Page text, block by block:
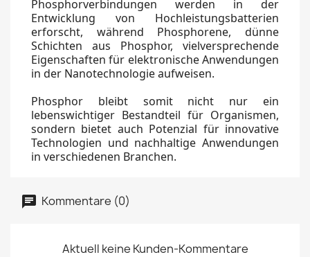
Phosphorverbindungen werden in der
Entwicklung von Hochleistungsbatterien
erforscht, während Phosphorene, dünne
Schichten aus Phosphor, vielversprechende
Eigenschaften für elektronische Anwendungen
in der Nanotechnologie aufweisen.
Phosphor bleibt somit nicht nur ein
lebenswichtiger Bestandteil für Organismen,
sondern bietet auch Potenzial für innovative
Technologien und nachhaltige Anwendungen
in verschiedenen Branchen.
Kommentare (0)
Aktuell keine Kunden-Kommentare